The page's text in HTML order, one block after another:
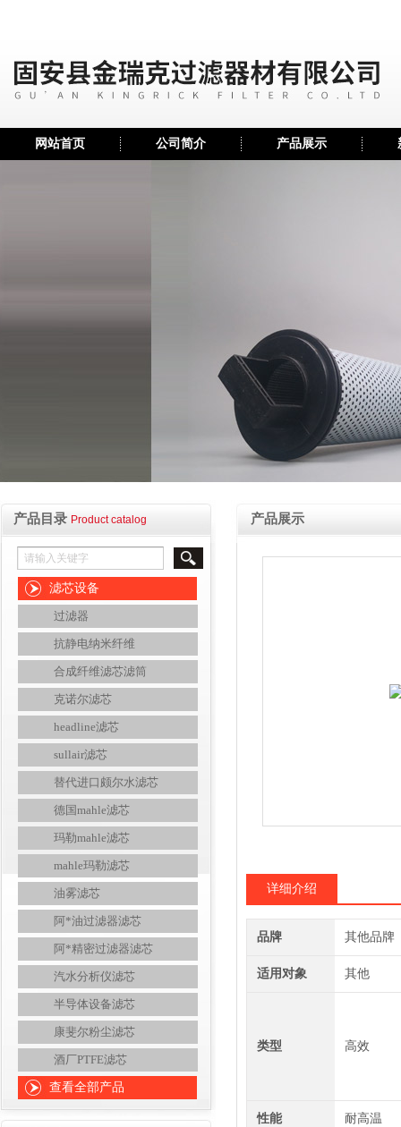
网站首页 公司简介 产品展示
产品目录 Product catalog
滤芯设备
过滤器
抗静电纳米纤维
合成纤维滤芯滤筒
克诺尔滤芯
headline滤芯
sullair滤芯
替代进口颇尔水滤芯
德国mahle滤芯
玛勒mahle滤芯
mahle玛勒滤芯
油雾滤芯
阿*油过滤器滤芯
阿*精密过滤器滤芯
汽水分析仪滤芯
半导体设备滤芯
康斐尔粉尘滤芯
酒厂PTFE滤芯
查看全部产品
产品展示
详细介绍
品牌 其他品牌
适用对象 其他
类型 高效
性能 耐高温